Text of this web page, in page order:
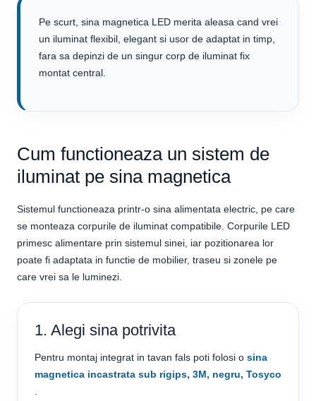
Pe scurt, sina magnetica LED merita aleasa cand vrei
un iluminat flexibil, elegant si usor de adaptat in timp,
fara sa depinzi de un singur corp de iluminat fix
montat central.
Cum functioneaza un sistem de
iluminat pe sina magnetica
Sistemul functioneaza printr-o sina alimentata electric, pe care
se monteaza corpurile de iluminat compatibile. Corpurile LED
primesc alimentare prin sistemul sinei, iar pozitionarea lor
poate fi adaptata in functie de mobilier, traseu si zonele pe
care vrei sa le luminezi.
1. Alegi sina potrivita
Pentru montaj integrat in tavan fals poti folosi o sina
magnetica incastrata sub rigips, 3M, negru, Tosyco